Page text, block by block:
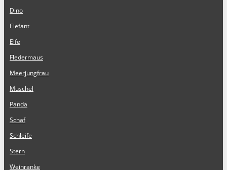
Dino
Elefant
Elfe
Fledermaus
Meerjungfrau
Muschel
Panda
Schaf
Schleife
Stern
Weinranke